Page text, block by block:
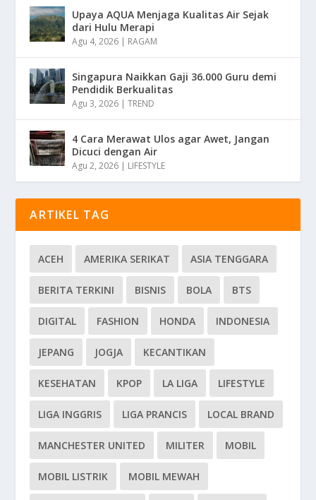
Upaya AQUA Menjaga Kualitas Air Sejak
dari Hulu Merapi
Agu 4, 2026 | RAGAM
Singapura Naikkan Gaji 36.000 Guru demi
Pendidik Berkualitas
Agu 3, 2026 |TREND
4 Cara Merawat Ulos agar Awet, Jangan
Dicuci dengan Air
Agu 2, 2026 | LIFESTYLE
ARTIKEL TAG
ACEH AMERIKA SERIKAT ASIA TENGGARA
BERITA TERKINI BISNIS BOLA BTS
DIGITAL FASHION HONDA INDONESIA
JEPANG JOGJA KECANTIKAN
KESEHATAN KPOP LA LIGA LIFESTYLE
LIGA INGGRIS LIGA PRANCIS LOCAL BRAND
MANCHESTER UNITED MILITER MOBIL
MOBIL LISTRIK MOBIL MEWAH